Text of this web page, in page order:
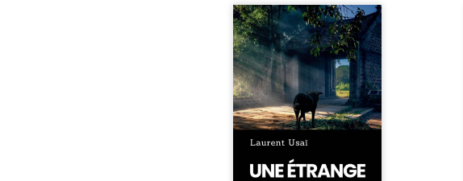
D’étranges disparitions
surviennent au Grand-Lemps,
une commune de l’Isère. Après
l’école, une bande de jeunes
amis décide de mener
l’enquête. À travers une
galerie de personnages très
différents, entre situations de
harcèlement, violence scolaire,
racisme, mais aussi amitié, joie
et partage, l’auteur évoque les
difficultés de l’être humain à